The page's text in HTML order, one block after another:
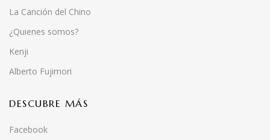
La Canción del Chino
¿Quienes somos?
Kenji
Alberto Fujimori
DESCUBRE MÁS
Facebook